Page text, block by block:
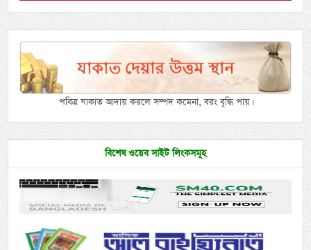
পবিত্র যাকাত আদায় করলে সম্পদ কমেনা, বরং বৃদ্ধি পায়।
বিশেষ ওয়েব সাইট লিংকসমূহ